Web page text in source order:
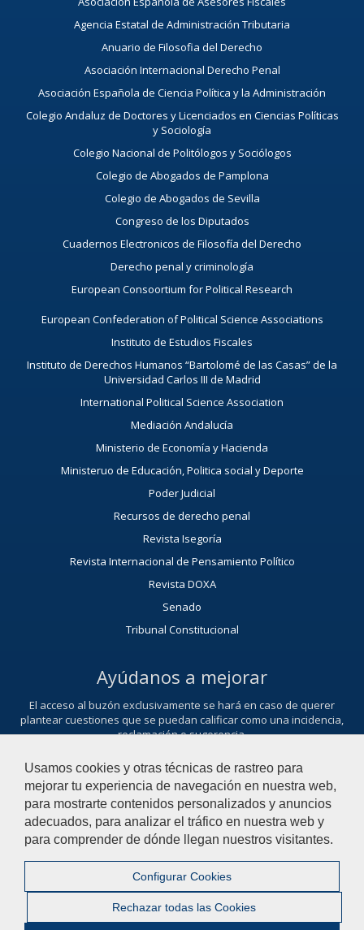
Usamos cookies y otras técnicas de rastreo para
mejorar tu experiencia de navegación en nuestra web,
para mostrarte contenidos personalizados y anuncios
adecuados, para analizar el tráfico en nuestra web y
para comprender de dónde llegan nuestros visitantes.
Configurar Cookies
Rechazar todas las Cookies
Agencia Estatal de Administración Tributaria
Anuario de Filosofia del Derecho
Asociación Internacional Derecho Penal
Asociación Española de Ciencia Política y la Administración
Colegio Andaluz de Doctores y Licenciados en Ciencias Políticas
y Sociología
Colegio Nacional de Politólogos y Sociólogos
Colegio de Abogados de Pamplona
Colegio de Abogados de Sevilla
Congreso de los Diputados
Cuadernos Electronicos de Filosofía del Derecho
Derecho penal y criminología
European Consoortium for Political Research
European Confederation of Political Science Associations
Instituto de Estudios Fiscales
Instituto de Derechos Humanos “Bartolomé de las Casas” de la
Universidad Carlos III de Madrid
International Political Science Association
Mediación Andalucía
Ministerio de Economía y Hacienda
Ministeruo de Educación, Politica social y Deporte
Poder Judicial
Recursos de derecho penal
Revista Isegoría
Revista Internacional de Pensamiento Político
Revista DOXA
Senado
Tribunal Constitucional
Ayúdanos a mejorar
El acceso al buzón exclusivamente se hará en caso de querer
plantear cuestiones que se puedan calificar como una incidencia,
reclamación o sugerencia.
Contacta con nosotros
© 2021 Universidad Pablo de Olavide - Departamento de Derecho
Aviso Legal |
Configurar cookies